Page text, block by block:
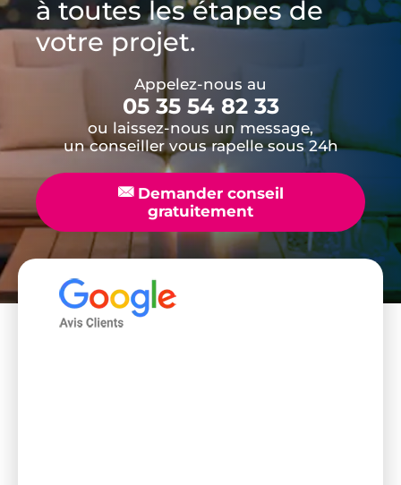
à toutes les étapes de
votre projet.
Appelez-nous au
05 35 54 82 33
ou laissez-nous un message,
un conseiller vous rapelle sous 24h
📧Demander conseil
gratuitement